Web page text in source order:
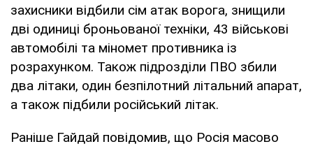
захисники відбили сім атак ворога, знищили
дві одиниці броньованої техніки, 43 військові
автомобілі та міномет противника із
розрахунком. Також підрозділи ПВО збили
два літаки, один безпілотний літальний апарат,
а також підбили російський літак.
Раніше Гайдай повідомив, що Росія масово